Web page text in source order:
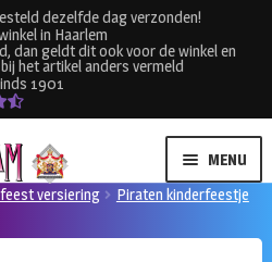
dezelfde dag verzonden!
in Haarlem
dan geldt dit ook voor de winkel en
het artikel anders vermeld
1901
MENU
versiering
Piraten kinderfeestje